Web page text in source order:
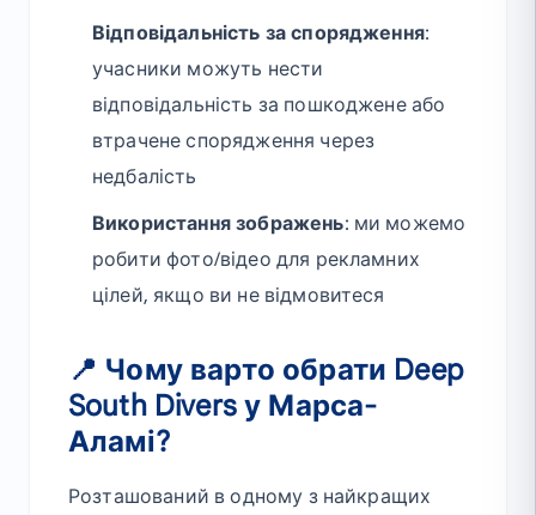
Відповідальність за спорядження:
учасники можуть нести
відповідальність за пошкоджене або
втрачене спорядження через
недбалість
Використання зображень: ми можемо
робити фото/відео для рекламних
цілей, якщо ви не відмовитеся
📍 Чому варто обрати Deep
South Divers у Марса-
Аламі?
Розташований в одному з найкращих